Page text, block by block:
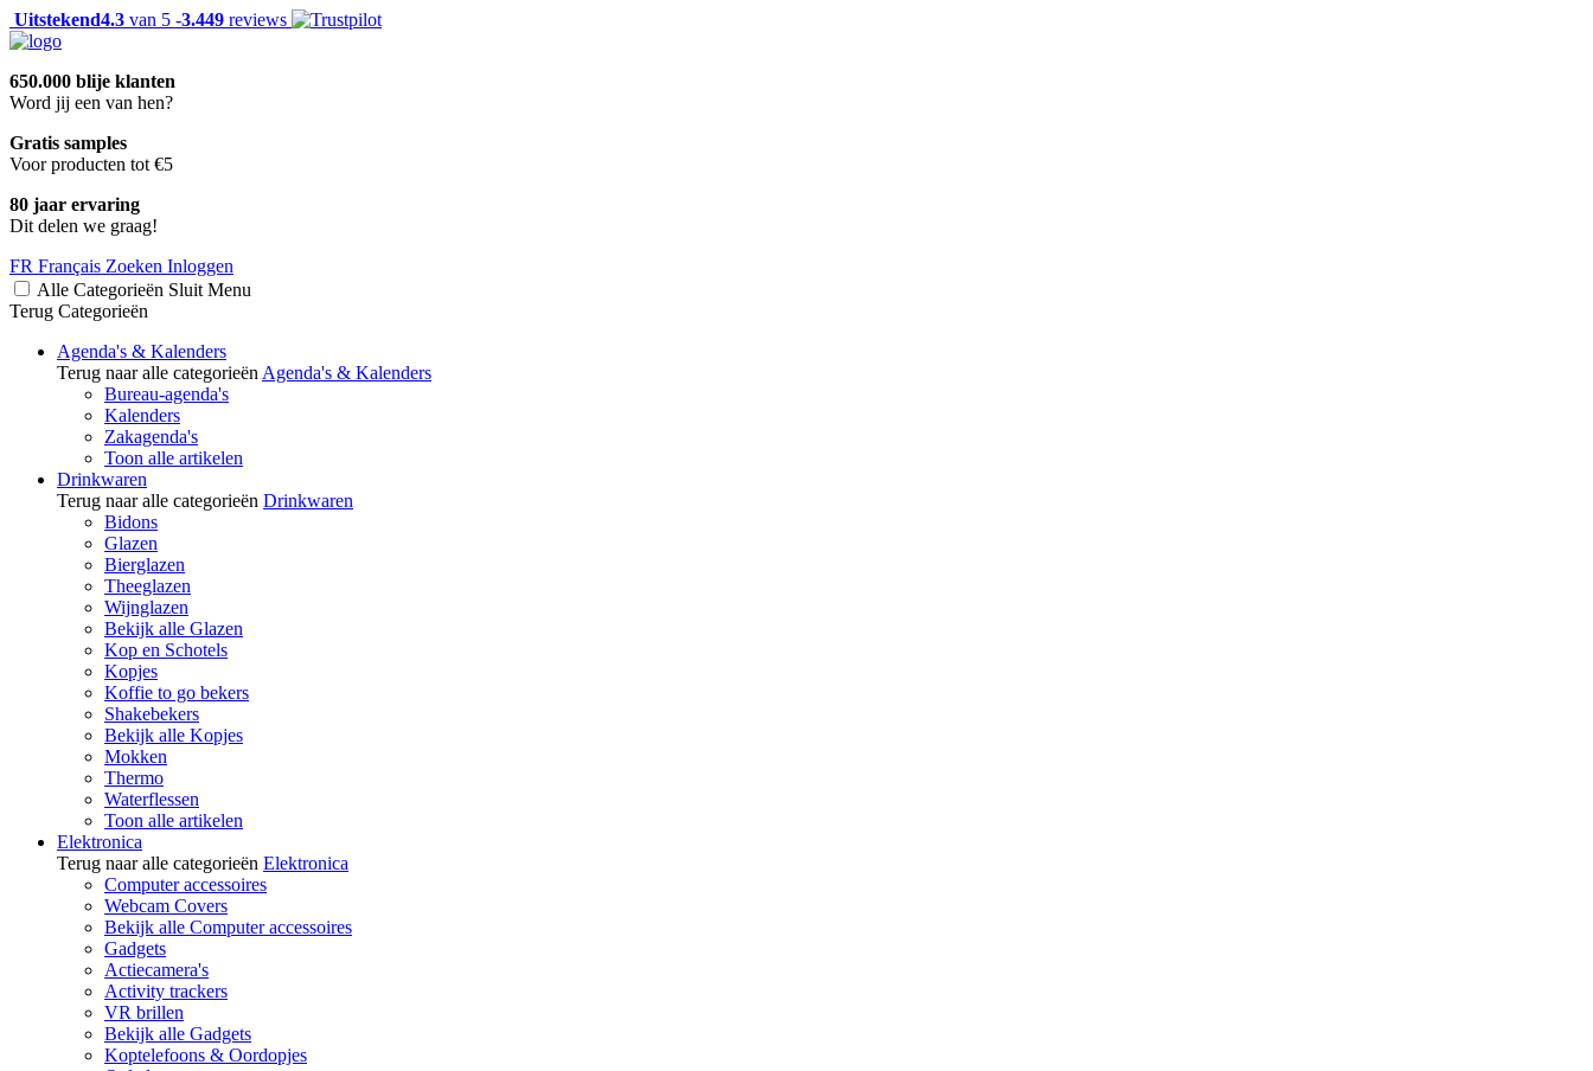
Uitstekend4.3 van 5 -3.449 reviews
650.000 blije klanten
Word jij een van hen?
Gratis samples
Voor producten tot €5
80 jaar ervaring
Dit delen we graag!
FR Français Zoeken Inloggen
Alle Categorieën Sluit Menu
Terug Categorieën
Agenda's & Kalenders
Terug naar alle categorieën Agenda's & Kalenders
Bureau-agenda's
Kalenders
Zakagenda's
Toon alle artikelen
Drinkwaren
Terug naar alle categorieën Drinkwaren
Bidons
Glazen
Bierglazen
Theeglazen
Wijnglazen
Bekijk alle Glazen
Kop en Schotels
Kopjes
Koffie to go bekers
Shakebekers
Bekijk alle Kopjes
Mokken
Thermo
Waterflessen
Toon alle artikelen
Elektronica
Terug naar alle categorieën Elektronica
Computer accessoires
Webcam Covers
Bekijk alle Computer accessoires
Gadgets
Actiecamera's
Activity trackers
VR brillen
Bekijk alle Gadgets
Koptelefoons & Oordopjes